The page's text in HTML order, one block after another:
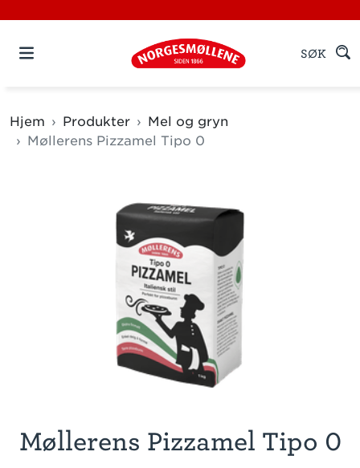
SØK
Hjem Produkter
Mel og gryn
Møllerens Pizzamel Tipo 0
Møllerens Pizzamel Tipo 0